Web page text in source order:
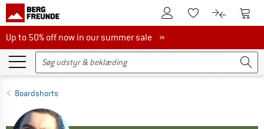
Til kundekontoenTil huskesedlen.
Til Til
Up to 50% off now in our summer sale
Up to 50% off now in our summer sale »
Boardshorts